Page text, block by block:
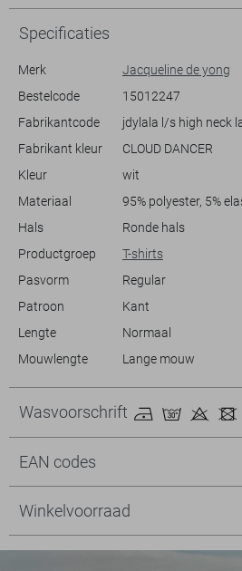
extra comfort en warmte tijdens de
transparantie een speelse touch geeft aan
De regular pasvorm zorgt ervoor dat het
een casual outfit zoekt voor een dagje
naar een informele bijeenkomst, dit T-
Combineer het met een strakke jeans of
polyester en 5% elastaan, biedt het een
zich gemakkelijk aanpast aan je
Specificaties
Merk
Jacqueline de yong
Bestelcode
15012247
Fabrikantcode
jdylala l/s high neck
Fabrikant kleur
CLOUD DANCER
Kleur
wit
Materiaal
95% polyester, 5%
Hals
Ronde hals
Productgroep
T-shirts
Pasvorm
Regular
Patroon
Kant
Lengte
Normaal
Mouwlengte
Lange mouw
Wasvoorschrift
EAN codes
Winkelvoorraad